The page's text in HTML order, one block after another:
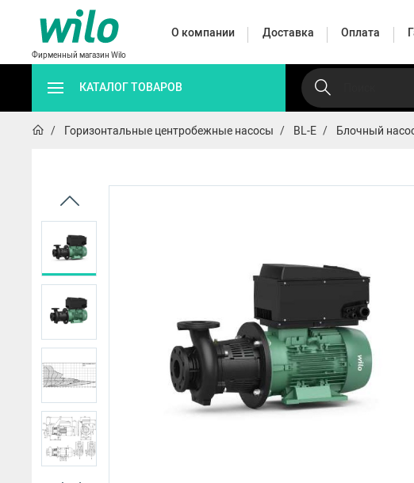
Фирменный магазин Wilo
О компании Доставка Оплата
КАТАЛОГ ТОВАРОВ
Автоматические
HiMulti 3 C
Горизонтальные центробежные насосы BL-E Блочный